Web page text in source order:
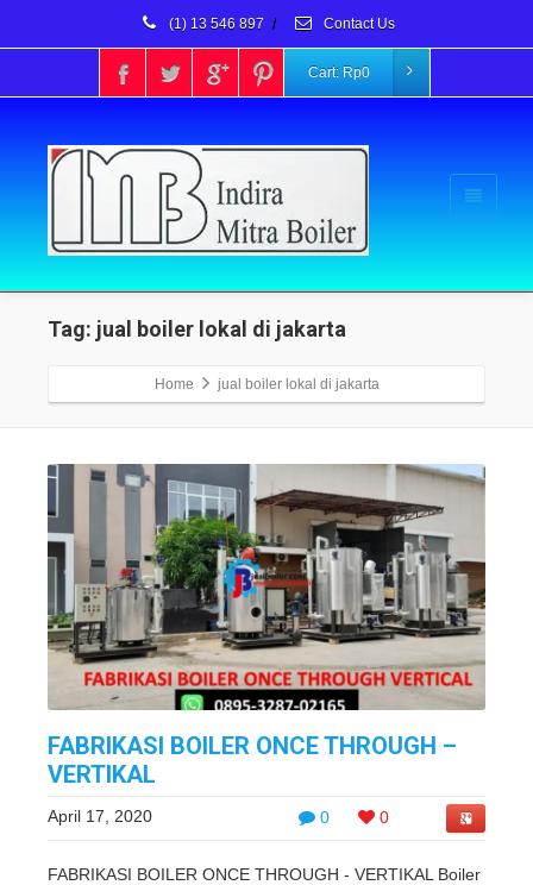
(1) 13 546 897 / Contact Us
Cart: Rp0
Tag: jual boiler lokal di jakarta
Home jual boiler lokal di jakarta
FABRIKASI BOILER ONCE THROUGH –
VERTIKAL
0 0
April 17, 2020
FABRIKASI BOILER ONCE THROUGH - VERTIKAL Boiler